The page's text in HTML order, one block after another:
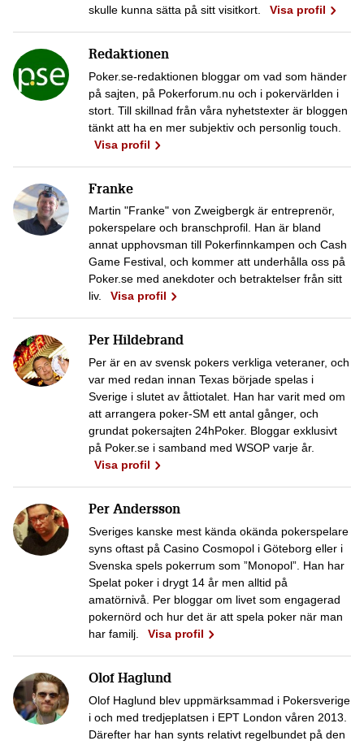
skulle kunna sätta på sitt visitkort.
Visa profil
Redaktionen
Poker.se-redaktionen bloggar om vad som händer
på sajten, på Pokerforum.nu och i pokervärlden i
stort. Till skillnad från våra nyhetstexter är bloggen
tänkt att ha en mer subjektiv och personlig touch.
Visa profil
Franke
Martin "Franke" von Zweigbergk är entreprenör,
pokerspelare och branschprofil. Han är bland
annat upphovsman till Pokerfinnkampen och Cash
Game Festival, och kommer att underhålla oss på
Poker.se med anekdoter och betraktelser från sitt
liv.
Visa profil
Per Hildebrand
Per är en av svensk pokers verkliga veteraner, och
var med redan innan Texas började spelas i
Sverige i slutet av åttiotalet. Han har varit med om
att arrangera poker-SM ett antal gånger, och
grundat pokersajten 24hPoker. Bloggar exklusivt
på Poker.se i samband med WSOP varje år.
Visa profil
Per Andersson
Sveriges kanske mest kända okända pokerspelare
syns oftast på Casino Cosmopol i Göteborg eller i
Svenska spels pokerrum som ”Monopol”. Han har
Spelat poker i drygt 14 år men alltid på
amatörnivå. Per bloggar om livet som engagerad
pokernörd och hur det är att spela poker när man
har familj.
Visa profil
Olof Haglund
Olof Haglund blev uppmärksammad i Pokersverige
i och med tredjeplatsen i EPT London våren 2013.
Därefter har han synts relativt regelbundet på den